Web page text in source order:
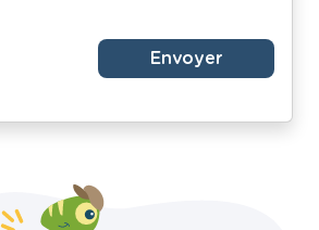
Envoyer